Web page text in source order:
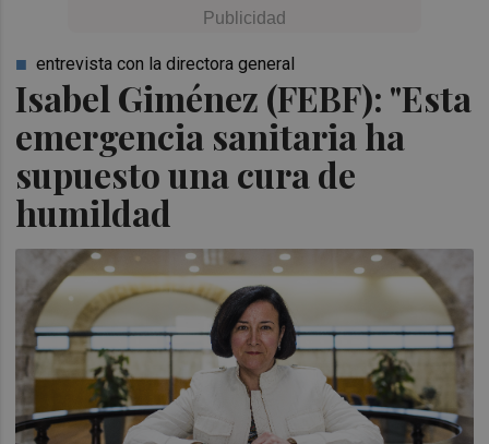
Isabel Giménez (FEBF): "Esta
emergencia sanitaria ha
supuesto una cura de
humildad
entrevista con la directora general